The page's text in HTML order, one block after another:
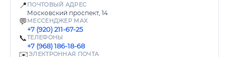
📍 ПОЧТОВЫЙ АДРЕС
Московский проспект, 14
💬 МЕССЕНДЖЕР MAX
+7 (920) 211-67-25
📞ТЕЛЕФОНЫ
+7 (968) 186-18-68
✉️ЭЛЕКТРОННАЯ ПОЧТА